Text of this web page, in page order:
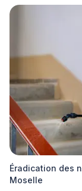
Éradication des
Moselle